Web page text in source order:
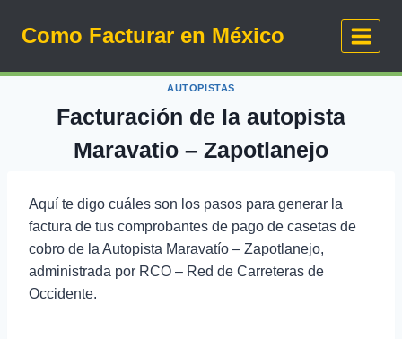
Como Facturar en México
AUTOPISTAS
Facturación de la autopista
Maravatio – Zapotlanejo
Aquí te digo cuáles son los pasos para generar la
factura de tus comprobantes de pago de casetas de
cobro de la Autopista Maravatío – Zapotlanejo,
administrada por RCO – Red de Carreteras de
Occidente.